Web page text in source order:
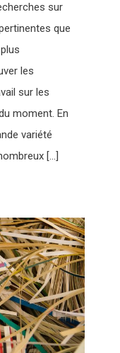
sur
que
les
sur les
moment. En
variété
[…]